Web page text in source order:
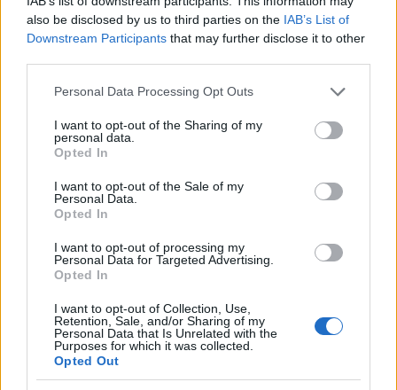
also be disclosed by us to third parties on the IAB’s List of
Downstream Participants that may further disclose it to other
Please note that this website/app uses one or more Google
not limited to your visit or usage behaviour. You may click to
grant or deny consent to Google and its third-party tags to
use your data for below specified purposes in below Google
consent section.
Personal Data Processing Opt Outs
I want to opt-out of the Sharing of my
personal data.
Opted In
I want to opt-out of the Sale of my
Personal Data.
Opted In
I want to opt-out of processing my
Personal Data for Targeted Advertising.
Opted In
I want to opt-out of Collection, Use,
Retention, Sale, and/or Sharing of my
Personal Data that Is Unrelated with the
Purposes for which it was collected.
Opted Out
έφυγε τρέχοντας προς την πύλη κυνηγώντας τον
Δημήτρη Παπαμιχαήλ.